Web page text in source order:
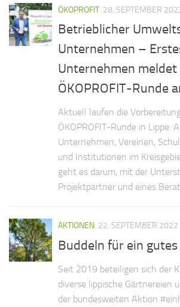
ÖKOPROFIT 28. SEPTEMBER
Betrieblicher
Unternehmen –
Unternehmen
ÖKOPROFIT-Runde
Aktuell laufen die
ÖKOPROFIT-Runde in Lippe.
Unternehmen, Vereinen,
und Institutionen im
geht es darum, mit der
Projektpartner und eines
AKTIONEN 22. SEPTEMBER 2022
Buddeln für ein
Seit 2019 beteiligen sich der
diverse lippische Gärtnereien
der bundes­weiten Aktion